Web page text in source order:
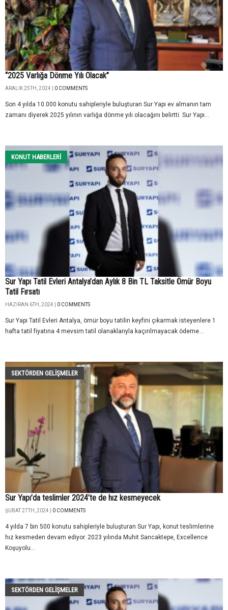
“2025 Varlığa Dönme Yılı Olacak”
ARALIK 25TH, 2024 | 0 COMMENTS
Son 4 yılda 10.000 konutu sahipleriyle buluşturan Sur Yapı ev almanın tam
zamanı diyerek 2025 yılının varlığa dönme yılı olacağını belirtti. Sur Yapı...
KONUT HABERLERI
Sur Yapı Tatil Evleri Antalya’dan Aylık 8 Bin TL Taksitle Ömür Boyu
Tatil Fırsatı
HAZIRAN 6TH, 2024 | 0 COMMENTS
Sur Yapı Tatil Evleri Antalya, ömür boyu tatilin keyfini çıkarmak isteyenlere 1
hafta tatil fiyatına 4 mevsim tatil olanaklarıyla kaçırılmayacak ödeme...
SEKTÖRDEN GELIŞMELER
Sur Yapı’da teslimler 2024’te de hız kesmeyecek
ŞUBAT 27TH, 2024 | 0 COMMENTS
4 yılda 7 bin 500 konutu sahipleriyle buluşturan Sur Yapı, konut teslimlerine
hız kesmeden devam ediyor. 2023 yılında Muhit Sancaktepe, Excellence
Koşuyolu...
SEKTÖRDEN GELIŞMELER